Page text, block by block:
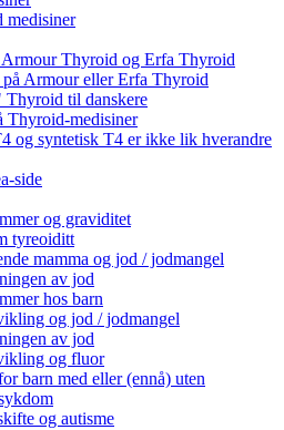
medisiner
Armour Thyroid og Erfa Thyroid
på Armour eller Erfa Thyroid
til danskere
Thyroid-medisiner
og syntetisk T4 er ikke lik hverandre
side
og graviditet
tyreoiditt
mamma og jod / jodmangel
av jod
hos barn
og jod / jodmangel
av jod
og fluor
barn med eller (ennå) uten
og autisme